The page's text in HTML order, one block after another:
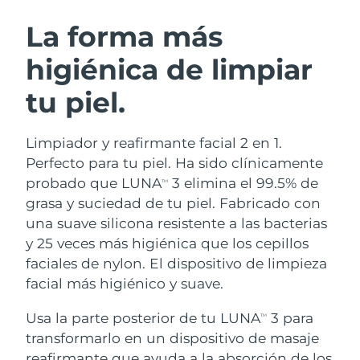
La forma más
higiénica de limpiar
tu piel.
Limpiador y reafirmante facial 2 en 1.
Perfecto para tu piel. Ha sido clínicamente
probado que LUNATM
3 elimina el 99.5% de
grasa y suciedad de tu piel. Fabricado con
una suave silicona resistente a las bacterias
y 25 veces más higiénica que los cepillos
faciales de nylon. El dispositivo de limpieza
facial más higiénico y suave.
Usa la parte posterior de tu LUNATM
3 para
transformarlo en un dispositivo de masaje
Limpieza facial
Anti-aging massage
LUNA™ 4 Plus
Massage, LED heating
LUNA™ 4 Men
Microcurrent toning
BEAR™ 2 go
Microcurrent toning on-the-go
BEAR™ 2 eyes & lips
Hidratación
UFO™ 3 pack
Deep facial hydration
UFO™ 3 LED
Near-infrared and red light therapy
device
Cuidado bucal
issa™ 4
Hybrid silicone sonic toothbrush
Smart hybrid silicone sonic toothbrush
TRATAMIENTO ANTIEDAD FAQ™
Antiedad Tratamientos LED
NEW
Austria
Baréin Entrega prevista 8/9/26
Bélgica
Bermudas Entrega prevista
Bosnia y Herzegovina Entrega prevista 8/11/26
Brunéi
Bulgaria Entrega prevista8/8/26
Canadá Entrega prevista
Chile Entrega prevista8/12/26